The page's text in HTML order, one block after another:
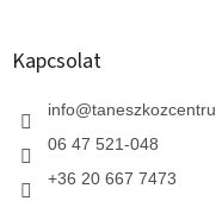
Kapcsolat
info@
06 47 521-048
+36 20 667 7473